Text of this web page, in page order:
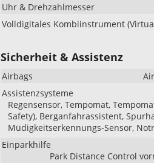
Uhr & Drehzahlmesser
Volldigitales Kombiinstrument
Sicherheit & Assistenz
Airbags
Assistenzsysteme
Regensensor, Tempomat,
Safety), Berganfahrassistent,
Müdigkeitserkennungs-Sensor,
Einparkhilfe
Park Distance Control